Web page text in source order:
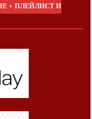
+ ПЛЕЙЛИСТ И